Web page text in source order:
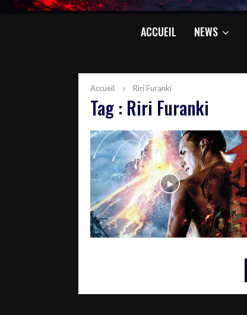
ACCUEIL NEWS
Accueil Riri Furanki
Tag : Riri Furanki